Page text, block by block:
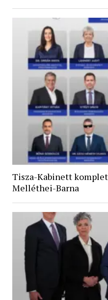
Tisza-Kabinett
Melléthei-Barna